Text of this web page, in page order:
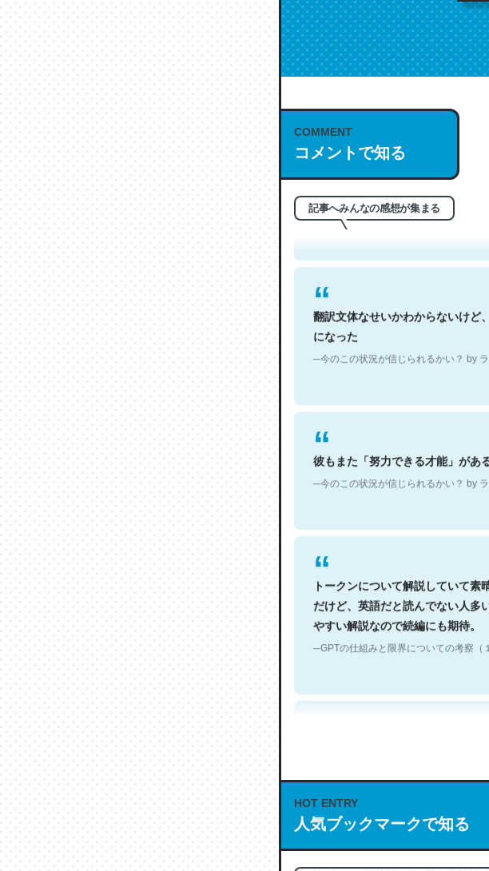
COMMENT
コメントで知る
記事へみんなの感想が集まる
これは名文。彼はとてもクレバー
もお勧め。自分はこの流れ好き
─今のこの状況が信じられるかい？ by ラ
翻訳文体なせいかわからないけど
になった
─今のこの状況が信じられるかい？ by ラ
彼もまた「努力できる才能」があ
─今のこの状況が信じられるかい？ by ラ
トークンについて解説していて素
だけど、英語だと読んでない人多
やすい解説なので続編にも期待。
─GPTの仕組みと限界についての考察（
HOT ENTRY
人気ブックマークで知る